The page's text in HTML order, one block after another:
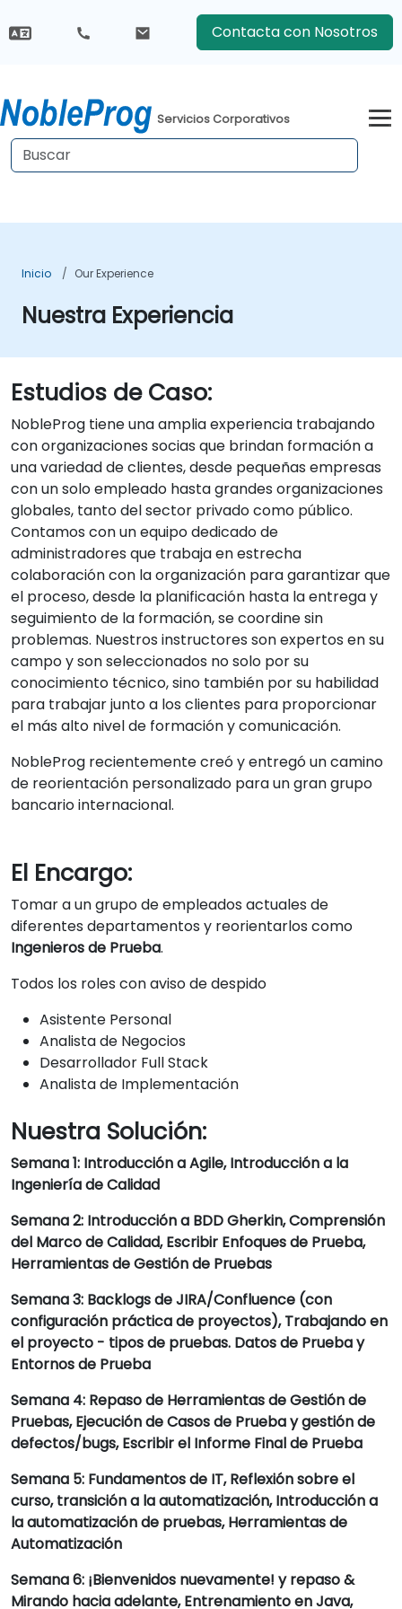
Contacta con Nosotros
Servicios Corporativos
Inicio Our Experience
Nuestra Experiencia
Estudios de Caso:
NobleProg tiene una amplia experiencia trabajando
con organizaciones socias que brindan formación a
una variedad de clientes, desde pequeñas empresas
con un solo empleado hasta grandes organizaciones
globales, tanto del sector privado como público.
Contamos con un equipo dedicado de
administradores que trabaja en estrecha
colaboración con la organización para garantizar que
el proceso, desde la planificación hasta la entrega y
seguimiento de la formación, se coordine sin
problemas. Nuestros instructores son expertos en su
campo y son seleccionados no solo por su
conocimiento técnico, sino también por su habilidad
para trabajar junto a los clientes para proporcionar
el más alto nivel de formación y comunicación.
NobleProg recientemente creó y entregó un camino
de reorientación personalizado para un gran grupo
bancario internacional.
El Encargo:
Tomar a un grupo de empleados actuales de
diferentes departamentos y reorientarlos como
Ingenieros de Prueba.
Todos los roles con aviso de despido
Asistente Personal
Analista de Negocios
Desarrollador Full Stack
Analista de Implementación
Nuestra Solución:
Semana 1: Introducción a Agile, Introducción a la
Ingeniería de Calidad
Semana 2: Introducción a BDD Gherkin, Comprensión
del Marco de Calidad, Escribir Enfoques de Prueba,
Herramientas de Gestión de Pruebas
Semana 3: Backlogs de JIRA/Confluence (con
configuración práctica de proyectos), Trabajando en
el proyecto - tipos de pruebas. Datos de Prueba y
Entornos de Prueba
Semana 4: Repaso de Herramientas de Gestión de
Pruebas, Ejecución de Casos de Prueba y gestión de
defectos/bugs, Escribir el Informe Final de Prueba
Semana 5: Fundamentos de IT, Reflexión sobre el
curso, transición a la automatización, Introducción a
la automatización de pruebas, Herramientas de
Automatización
Semana 6: ¡Bienvenidos nuevamente! y repaso &
Mirando hacia adelante, Entrenamiento en Java,